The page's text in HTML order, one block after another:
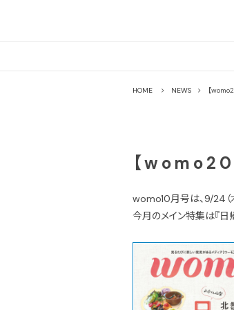
HOME NEWS 【
【
womo10月号は、9/24（
今月のメイン特集は『日